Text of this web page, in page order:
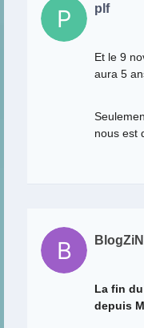
plf
Et le 9
aura 5
nous est
La fin
depuis